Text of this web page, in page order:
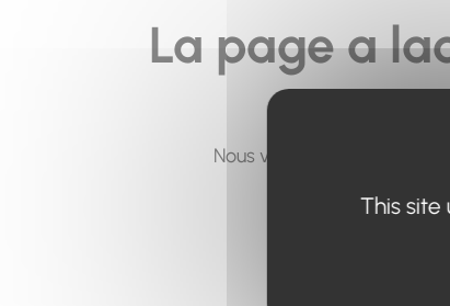
La page a
Nous vous invitons à
This